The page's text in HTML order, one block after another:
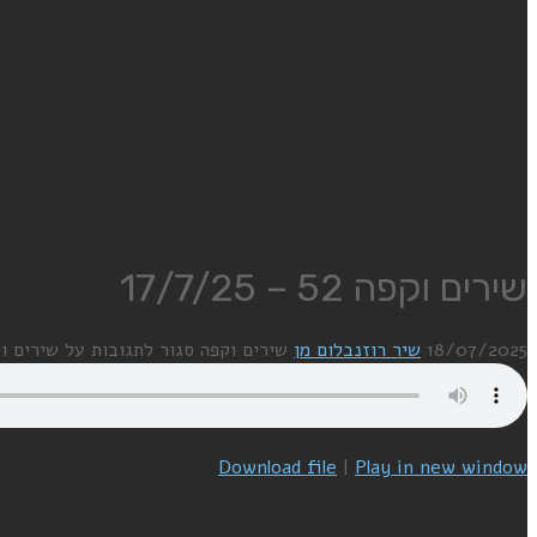
שירים וקפה 52 – 17/7/25
18/07/2025 שיר רוזנבלום מן שירים וקפה סגור לתגובות על שירים וקפה 52
Download file | Play in new window